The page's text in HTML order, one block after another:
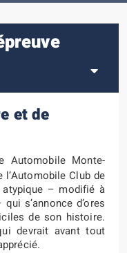
et de
Automobile Monte-
l’Automobile Club de
– modifié à
s’annonce d’ores
de son histoire.
devrait avant tout